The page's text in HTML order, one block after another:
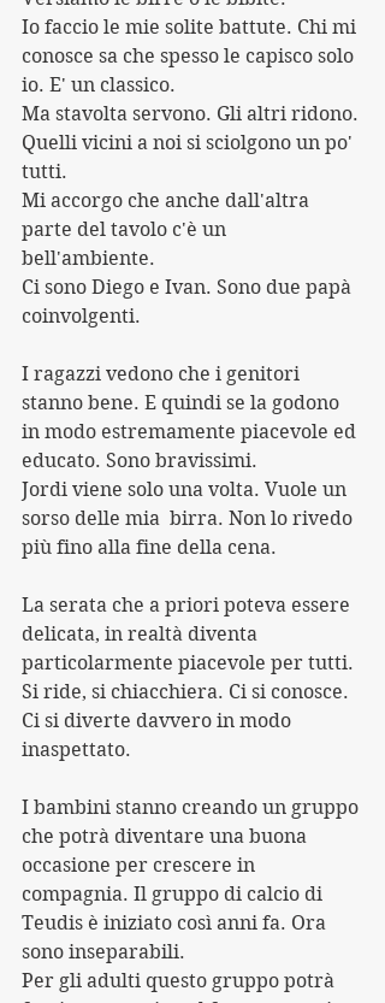
Io faccio le mie solite battute. Chi mi
conosce sa che spesso le capisco solo
io. E' un classico.
Ma stavolta servono. Gli altri ridono.
Quelli vicini a noi si sciolgono un po'
tutti.
Mi accorgo che anche dall'altra
parte del tavolo c'è un
bell'ambiente.
Ci sono Diego e Ivan. Sono due papà
coinvolgenti.
I ragazzi vedono che i genitori
stanno bene. E quindi se la godono
in modo estremamente piacevole ed
educato. Sono bravissimi.
Jordi viene solo una volta. Vuole un
sorso delle mia  birra. Non lo rivedo
più fino alla fine della cena.
La serata che a priori poteva essere
delicata, in realtà diventa
particolarmente piacevole per tutti.
Si ride, si chiacchiera. Ci si conosce.
Ci si diverte davvero in modo
inaspettato.
I bambini stanno creando un gruppo
che potrà diventare una buona
occasione per crescere in
compagnia. Il gruppo di calcio di
Teudis è iniziato così anni fa. Ora
sono inseparabili.
Per gli adulti questo gruppo potrà